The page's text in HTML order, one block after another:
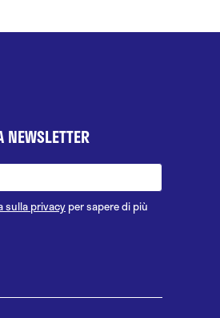
sulla privacy per sapere di più